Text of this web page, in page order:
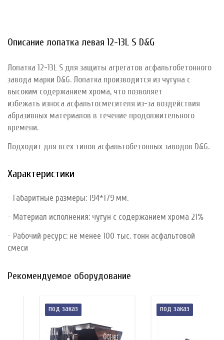
Описание лопатка левая 12-13L S D&G
Лопатка 12-13L S для защиты агрегатов асфальтобетонного
завода марки D&G. Лопатка производится из чугуна с
высоким содержанием хрома, что позволяет
избежать износа асфальтосмесителя из-за воздействия
абразивных материалов в течение продолжительного
времени.
Подходит для всех типов асфальтобетонных заводов D&G.
Характеристики
- Габаритные размеры: 194*179 мм.
- Материал исполнения: чугун с содержанием хрома 21%
- Рабочий ресурс: не менее 100 тыс. тонн асфальтовой
смеси
Рекомендуемое оборудование
под заказ под заказ